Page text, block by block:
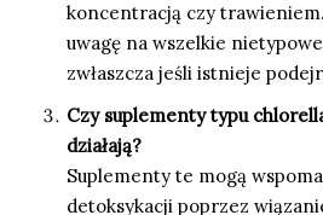
koncentracją czy
uwagę na wszelkie
zwłaszcza jeśli istnieje
Czy suplementy typu
działają?
Suplementy te mogą
detoksykacji poprzez